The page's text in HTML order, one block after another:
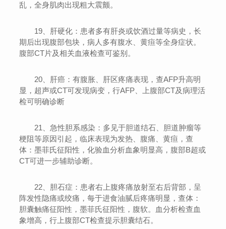
乱，全身肌肉出现粗大震颤。
19、肝硬化：患者多有肝炎或饮酒过量等病史，长
期后出现腹部包块，病人多有腹水、黄疸等全身症状。
腹部CT片及相关血液检查可鉴别。
20、肝癌：有腹胀、肝区疼痛表现，查AFP升高明
显，超声或CT可发现病变，行AFP、上腹部CT及病理活
检可明确诊断
21、急性胆系感染：多见于胆道结石、胆道肿瘤等
梗阻等原因引起，临床表现为发热、腹痛、黄疸，查
体：墨菲氏征阳性，化验血分析血象明显高，腹部B超或
CT可进一步辅助诊断。
22、胆石症：患者右上腹疼痛放射至右后背部，呈
阵发性隐痛或绞痛，每于进食油腻后疼痛明显，查体：
胆囊触痛征阳性，墨菲氏征阳性，腹软。血分析检查血
象增高，行上腹部CT检查提示胆囊结石。